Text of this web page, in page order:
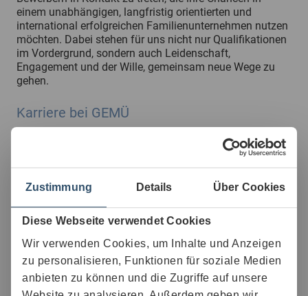
Zustimmung Details Über Cookies
Diese Webseite verwendet Cookies
Wir verwenden Cookies, um Inhalte und Anzeigen
zu personalisieren, Funktionen für soziale Medien
anbieten zu können und die Zugriffe auf unsere
einem unabhängigen, langfristig orientierten und
international erfolgreichen Familienunternehmen nutzen
möchten. Dabei stehen für uns nicht nur Qualifikationen
im Vordergrund, sondern auch Leidenschaft,
Engagement und der Wille, gemeinsam neue Wege zu
gehen.
Karriere bei GEMÜ